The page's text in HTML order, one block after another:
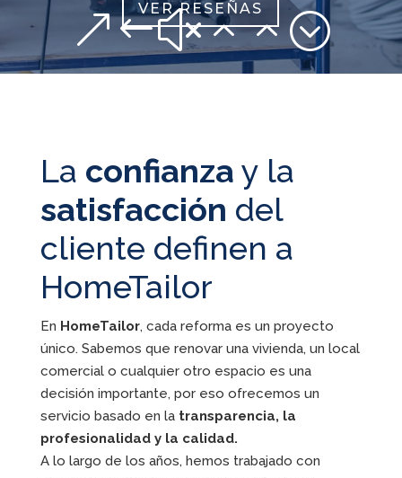
VER RESEÑAS
&#x22;
La confianza y la
satisfacción del
cliente definen a
HomeTailor
En HomeTailor, cada reforma es un proyecto
único. Sabemos que renovar una vivienda, un local
comercial o cualquier otro espacio es una
decisión importante, por eso ofrecemos un
servicio basado en la transparencia, la
profesionalidad y la calidad.
A lo largo de los años, hemos trabajado con